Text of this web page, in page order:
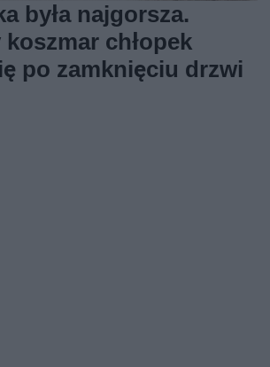
była najgorsza.
chłopek
po zamknięciu drzwi